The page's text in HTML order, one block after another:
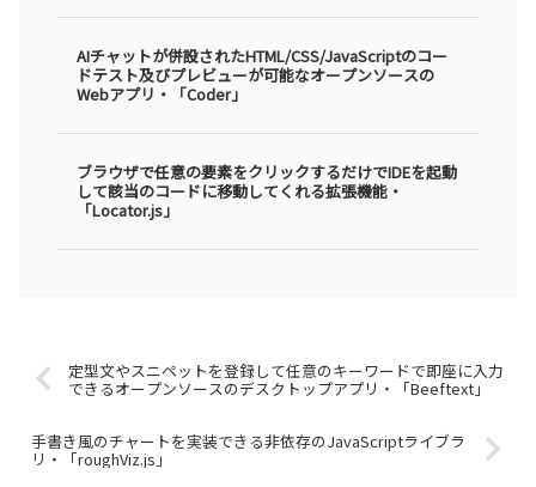
AIチャットが併設されたHTML/CSS/JavaScriptのコー
ドテスト及びプレビューが可能なオープンソースの
Webアプリ・「Coder」
ブラウザで任意の要素をクリックするだけでIDEを起動
して該当のコードに移動してくれる拡張機能・
「Locator.js」
定型文やスニペットを登録して任意のキーワードで即座に入力
できるオープンソースのデスクトップアプリ・「Beeftext」
手書き風のチャートを実装できる非依存のJavaScriptライブラ
リ・「roughViz.js」